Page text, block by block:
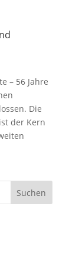
– 56 Jahre
Die
der Kern